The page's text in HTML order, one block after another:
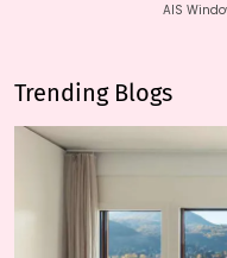
AIS
Trending Blogs